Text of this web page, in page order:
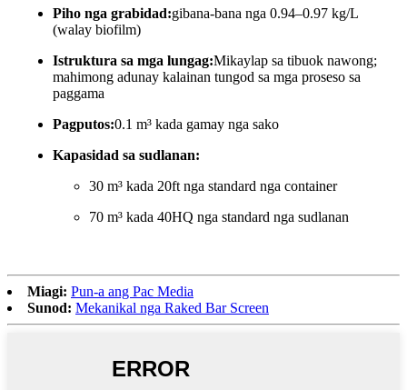
Piho nga grabidad:gibana-bana nga 0.94–0.97 kg/L
(walay biofilm)
Istruktura sa mga lungag:Mikaylap sa tibuok nawong;
mahimong adunay kalainan tungod sa mga proseso sa
paggama
Pagputos:0.1 m³ kada gamay nga sako
Kapasidad sa sudlanan:
30 m³ kada 20ft nga standard nga container
70 m³ kada 40HQ nga standard nga sudlanan
Miagi: Pun-a ang Pac Media
Sunod: Mekanikal nga Raked Bar Screen